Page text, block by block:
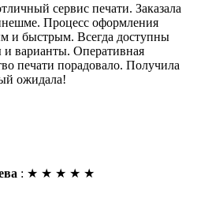
сервис печати. Заказала
Процесс оформления
и быстрым. Всегда доступны
варианты. Оперативная
печати порадовало. Получила
ожидала!
: ★ ★ ★ ★ ★